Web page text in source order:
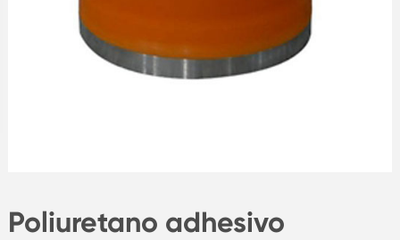
Poliuretano adhesivo